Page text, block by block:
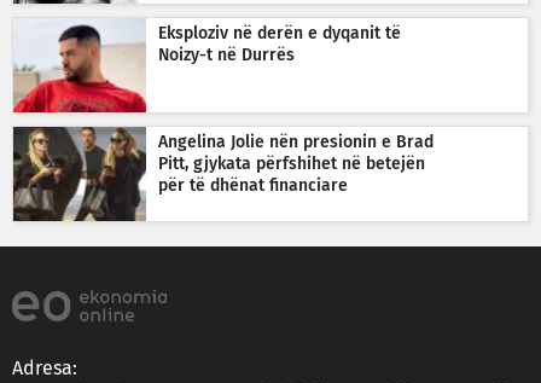
Eksploziv në derën e dyqanit të
Noizy-t në Durrës
Angelina Jolie nën presionin e Brad
Pitt, gjykata përfshihet në betejën
për të dhënat financiare
Adresa: